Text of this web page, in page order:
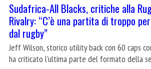
Sudafrica-All Blacks, critiche alla
Rivalry: “C’è una partita di troppo
dal rugby”
Jeff Wilson, storico utility back con 60 caps
ha criticato l'ultima parte del formato della